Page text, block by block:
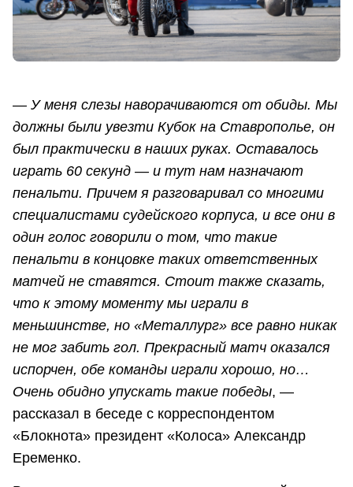
— У меня слезы наворачиваются от обиды. Мы
должны были увезти Кубок на Ставрополье, он
был практически в наших руках. Оставалось
играть 60 секунд — и тут нам назначают
пенальти. Причем я разговаривал со многими
специалистами судейского корпуса, и все они в
один голос говорили о том, что такие
пенальти в концовке таких ответственных
матчей не ставятся. Стоит также сказать,
что к этому моменту мы играли в
меньшинстве, но «Металлург» все равно никак
не мог забить гол. Прекрасный матч оказался
испорчен, обе команды играли хорошо, но…
Очень обидно упускать такие победы, —
рассказал в беседе с корреспондентом
«Блокнота» президент «Колоса» Александр
Еременко.